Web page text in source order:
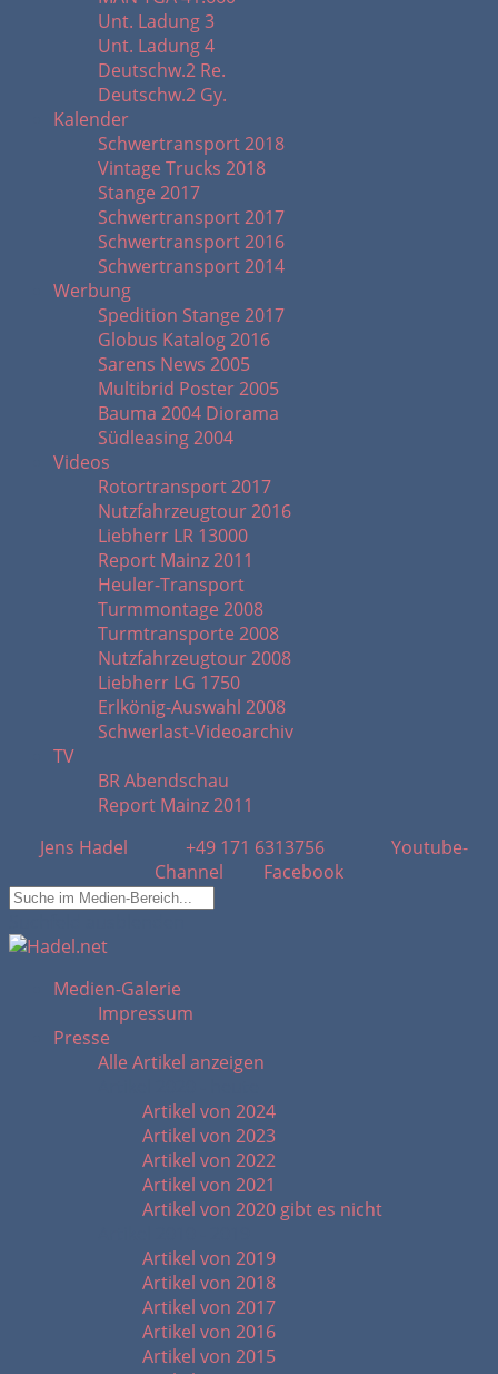
Unt. Ladung 3
Unt. Ladung 4
Deutschw.2 Re.
Deutschw.2 Gy.
Kalender
Schwertransport 2018
Vintage Trucks 2018
Stange 2017
Schwertransport 2017
Schwertransport 2016
Schwertransport 2014
Werbung
Spedition Stange 2017
Globus Katalog 2016
Sarens News 2005
Multibrid Poster 2005
Bauma 2004 Diorama
Südleasing 2004
Videos
Rotortransport 2017
Nutzfahrzeugtour 2016
Liebherr LR 13000
Report Mainz 2011
Heuler-Transport
Turmmontage 2008
Turmtransporte 2008
Nutzfahrzeugtour 2008
Liebherr LG 1750
Erlkönig-Auswahl 2008
Schwerlast-Videoarchiv
TV
BR Abendschau
Report Mainz 2011
Jens Hadel
+49 171 6313756
Youtube-
Channel
Facebook
Medien-Galerie
Impressum
Presse
Alle Artikel anzeigen
Artikel von 2024
Artikel von 2023
Artikel von 2022
Artikel von 2021
Artikel von 2020 gibt es nicht
Artikel von 2019
Artikel von 2018
Artikel von 2017
Artikel von 2016
Artikel von 2015